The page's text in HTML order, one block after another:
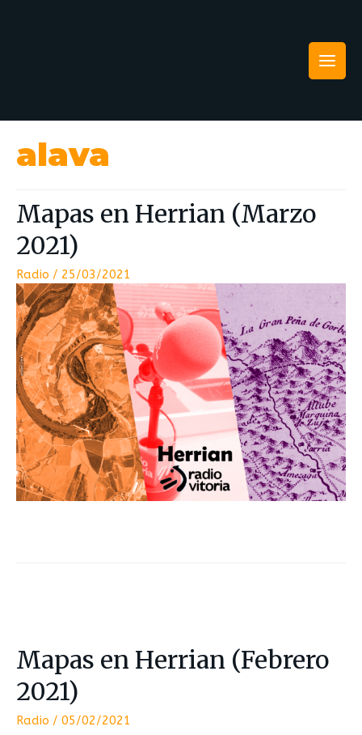
alava
Mapas en Herrian (Marzo
2021)
Radio / 25/03/2021
Mapas en Herrian (Febrero
2021)
Radio / 05/02/2021